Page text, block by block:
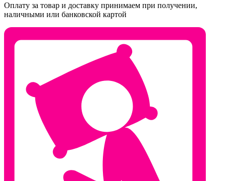
Оплату за товар и доставку принимаем при получении,
наличными или банковской картой